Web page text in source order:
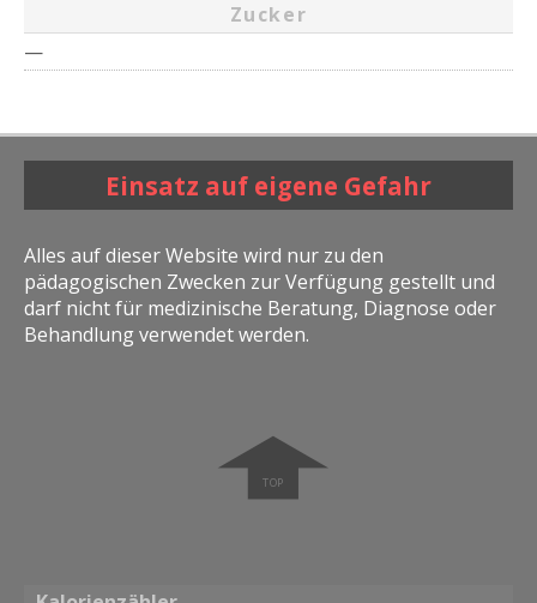
Zucker
—
Einsatz auf eigene Gefahr
Alles auf dieser Website wird nur zu den
pädagogischen Zwecken zur Verfügung gestellt und
darf nicht für medizinische Beratung, Diagnose oder
Behandlung verwendet werden.
➧